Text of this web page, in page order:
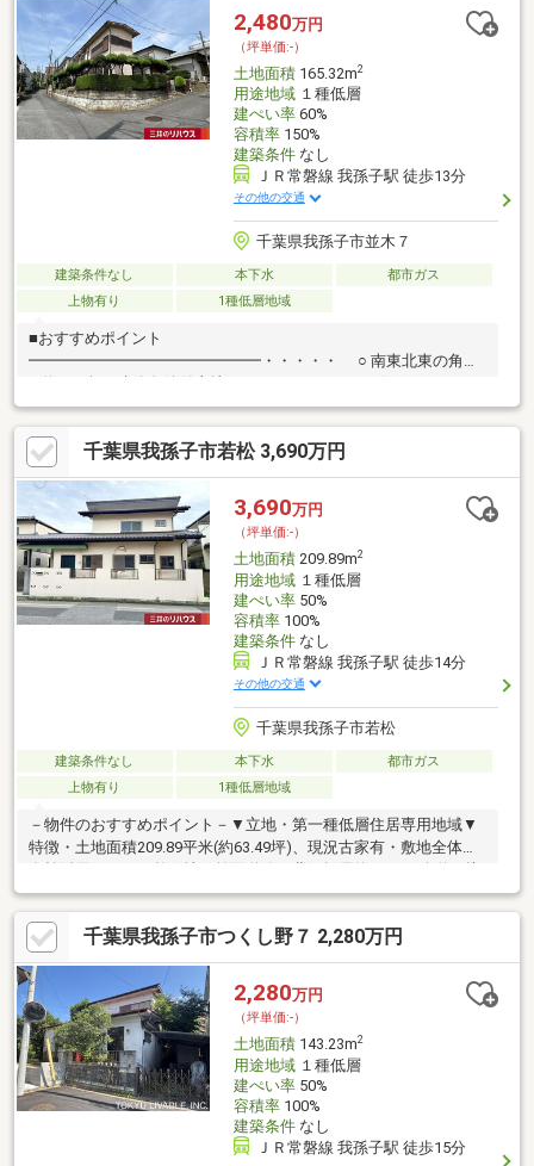
2,480万円
（坪単価:-）
土地面積165.32m2
用途地域１種低層
建ぺい率60%
容積率150%
建築条件なし
ＪＲ常磐線 我孫子駅 徒歩13分
その他の交通
千葉県我孫子市並木７
建築条件なし 本下水
都市ガス
上物有り
1種低層地域
■おすすめポイント
━━━━━━━━━━━━━━━・・・・・ ○ 南東北東の角地
メーカーで建築できます。○ ＪＲ我孫子駅から徒歩１３分■ライフ
インフォーメーション
━━━━━━━━━━━━━━━・・・・ ○ ファミリーマート
我孫子駅前店 約９５０ｍ○ イトーヨーカドー我孫子南口店 約
９６０ｍ○ 千葉銀行我孫子支店 約１０１０ｍ○ 我孫子駅前郵便
局 約１１００ｍ○ 並木２号公園 約２１０ｍ○ けやきプラザ
約９６０ｍ○ 名戸ヶ谷あびこ病院 約１９００ｍ○ 並木小学校
約６８０ｍ○ 白山中学校 約２０００ｍ
千葉県我孫子市若松 3,690万円
3,690万円
（坪単価:-）
土地面積209.89m2
用途地域１種低層
建ぺい率50%
容積率100%
建築条件なし
ＪＲ常磐線 我孫子駅 徒歩14分
その他の交通
千葉県我孫子市若松
建築条件なし 本下水
都市ガス
上物有り
1種低層地域
－物件のおすすめポイント－▼立地・第一種低層住居専用地域▼
特徴・土地面積209.89平米(約63.49坪)、現況古家有・敷地全体を
有効活用しやすい整形地・前面道路は北側幅員約5.5mの公道・接
道間口は約13.5mの広さ・周囲にはすでに建物があり、窓の位置
等を考慮した設計が可能・建築条件付宅地販売ではありません・
お好きなハウスメーカー・工務店で建築可能▼周辺環境・手賀沼
公園 徒歩2分(約90m)・KEIHOKUスーパー寿店 徒歩6分(約480m)■
ご希望の住まい探しをお手伝いします ━━━━━・・・物件の詳
細・ご相談はお気軽にお問い合わせください。
千葉県我孫子市つくし野７ 2,280万円
2,280万円
（坪単価:-）
土地面積143.23m2
用途地域１種低層
建ぺい率50%
容積率100%
建築条件なし
ＪＲ常磐線 我孫子駅 徒歩15分